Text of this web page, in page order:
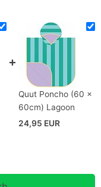
Quut Poncho (60 x
60cm) Lagoon
24,95 EUR